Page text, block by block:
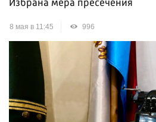
Избрана мера пресечения
8 мая в 11:45 996